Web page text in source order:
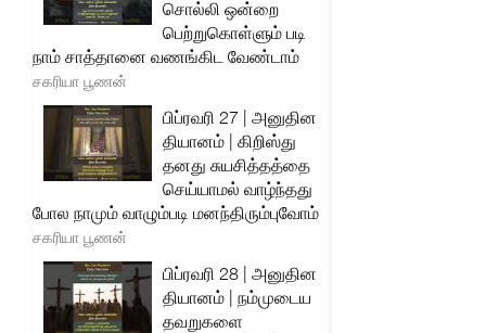
சொல்லி ஒன்றை
பெற்றுகொள்ளும் படி
நாம் சாத்தானை வணங்கிட வேண்டாம்
சகரியா பூணன்
பிப்ரவரி 27 | அனுதின
தியானம் | கிறிஸ்து
தனது சுயசித்தத்தை
செய்யாமல் வாழ்ந்தது
போல நாமும் வாழும்படி மனந்திரும்புவோம்
சகரியா பூணன்
பிப்ரவரி 28 | அனுதின
தியானம் | நம்முடைய
தவறுகளை